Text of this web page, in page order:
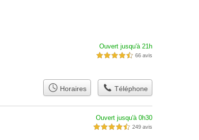
Ouvert jusqu'à 21h
4,5 étoiles sur 5 66 avis
Horaires Téléphone
Ouvert jusqu'à 0h30
4,5 étoiles sur 5 249 avis